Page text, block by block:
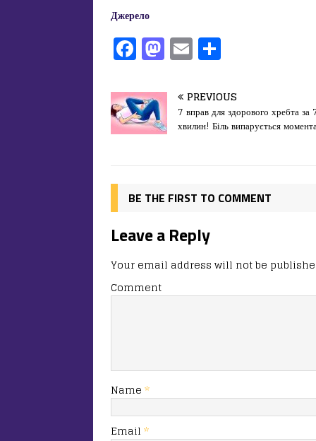
Джерело
F
a
c
e
b
o
k
M
a
st
o
d
n
E
m
ai
l
іл
и
т
я
PREVIOUS
7 вправ для здорового хребта за
хвилин! Біль випарується
BE THE FIRST TO COMMENT
Leave a Reply
Your email address will not be
Comment
Name *
Email *